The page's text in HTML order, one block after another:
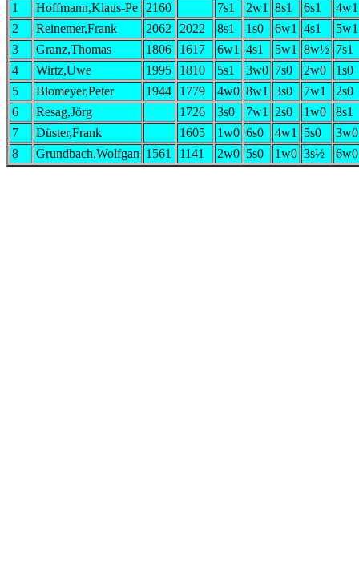
1
Hoffmann,Klaus-Pe 2160 7s1 2w1 8s1 6s1
4w1
2
Reinemer,Frank 2062 2022 8s1 1s0 6w1 4s1
5w1
3
Granz,Thomas 1806 1617 6w1 4s1 5w1 8w½ 7s1
4
Wirtz,Uwe 1995 1810 5s1 3w0 7s0 2w0
1s0
5
Blomeyer,Peter 1944 1779 4w0 8w1 3s0 7w1
2s0
6
Resag,Jörg 1726 3s0 7w1 2s0 1w0
8s1
7
Düster,Frank 1605 1w0 6s0 4w1 5s0
3w0
8
Grundbach,Wolfgan 1561 1141 2w0 5s0 1w0 3s½ 6w0